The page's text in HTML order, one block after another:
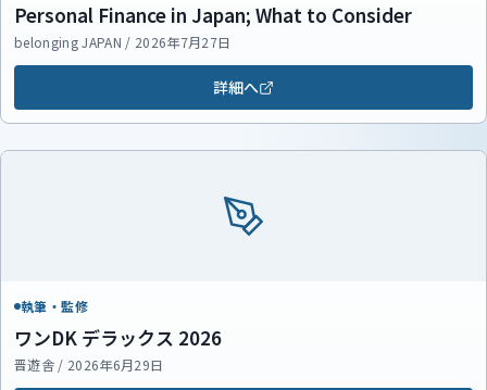
Personal Finance in Japan; What to Consider
belonging JAPAN / 2026年7月27日
詳細へ
執筆・監修
ワンDK デラックス 2026
晋遊舎 / 2026年6月29日